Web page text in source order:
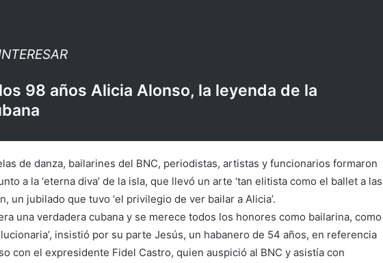
98 años Alicia Alonso, la leyenda de la
de danza, bailarines del BNC, periodistas, artistas y funcionarios formaron
a la ‘eterna diva’ de la isla, que llevó un arte ‘tan elitista como el ballet a las
un jubilado que tuvo ‘el privilegio de ver bailar a Alicia’.
una verdadera cubana y se merece todos los honores como bailarina, como
insistió por su parte Jesús, un habanero de 54 años, en referencia
con el expresidente Fidel Castro, quien auspició al BNC y asistía con